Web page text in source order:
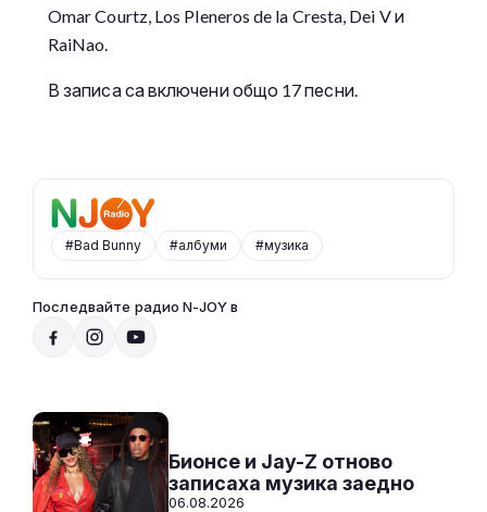
Omar Courtz, Los Pleneros de la Cresta, Dei V и
RaiNao.
В записа са включени общо 17 песни.
#Bad Bunny #албуми #музика
Последвайте радио N-JOY в
СЛУШАЙ
07:00 - 10:00
Бионсе и Jay-Z отново
записаха музика заедно
06.08.2026